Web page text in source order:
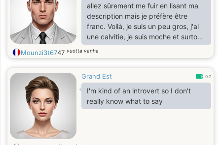
allez sûrement me fuir en lisant ma
description mais je préfère être
franc. Voilà, je suis un peu gros, j'ai
une calvitie, je suis moche et surtout
pauvre. Je comprends qu'aucune
femme ne veuille de moi, mais je
souhaite à toutes le bonheur...
Mounzi3t6747 vuotta vanha
Grand Est 0.7
I'm kind of an introvert so I don't
really know what to say